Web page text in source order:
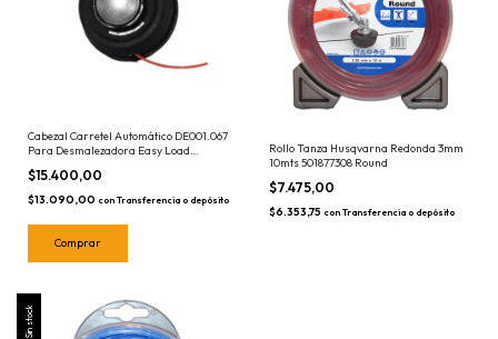
Cabezal Carretel Automático DE001.067
Para Desmalezadora Easy Load
Lusqtoff Motoguadaña
$15.400,00
$13.090,00 con Transferencia o depósito
Rollo Tanza Husqvarna Redonda 3mm
10mts 501877308 Round
$7.475,00
$6.353,75 con Transferencia o depósito
Sin stock